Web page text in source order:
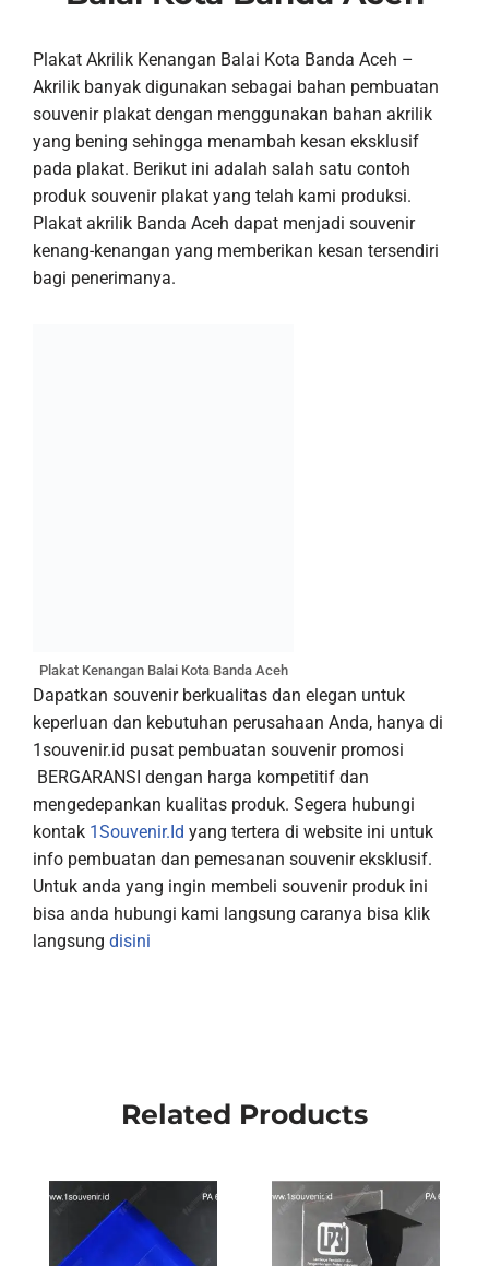
Plakat Akrilik Kenangan Balai Kota Banda Aceh –
Akrilik banyak digunakan sebagai bahan pembuatan
souvenir plakat dengan menggunakan bahan akrilik
yang bening sehingga menambah kesan eksklusif
pada plakat. Berikut ini adalah salah satu contoh
produk souvenir plakat yang telah kami produksi.
Plakat akrilik Banda Aceh dapat menjadi souvenir
kenang-kenangan yang memberikan kesan tersendiri
bagi penerimanya.
Plakat Kenangan Balai Kota Banda Aceh
Dapatkan souvenir berkualitas dan elegan untuk
keperluan dan kebutuhan perusahaan Anda, hanya di
1souvenir.id pusat pembuatan souvenir promosi
BERGARANSI dengan harga kompetitif dan
mengedepankan kualitas produk. Segera hubungi
kontak 1Souvenir.Id yang tertera di website ini untuk
info pembuatan dan pemesanan souvenir eksklusif.
Untuk anda yang ingin membeli souvenir produk ini
bisa anda hubungi kami langsung caranya bisa klik
langsung disini
Related Products